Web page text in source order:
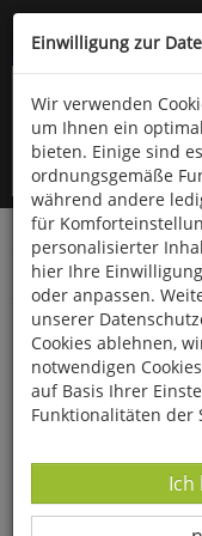
Kompletten Head
Startseite Schönes
Statuen
Porzellan-
Einwilligung zur
Wir verwenden
um Ihnen ein
bieten. Einige sind
ordnungsgemäße
während andere
für
personalisierter
hier Ihre
oder anpassen.
unserer
Cookies ablehnen,
notwendigen
auf Basis Ihrer
Funktionalitäten der
Ich